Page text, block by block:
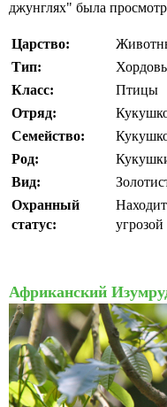
джунглях" была
Царство:
Тип:
Класс:
Птицы
Отряд:
Семейство:
Род:
Вид:
Охранный
статус:
Африканский